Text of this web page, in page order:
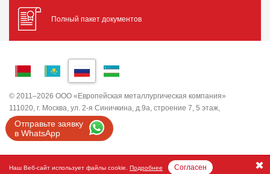
Отправьте заявку
в WhatsApp
Полный пакет документов
© 2011–2026 ООО «Европейская металлургическая компания»
111020, г. Москва, ул. 2-я Синичкина, д.9а, строение 7, 5 этаж,
помещение I, комната 5
ИНН 7743820503 ООО "ЕМК"
Наш Веб-сайт использует файлы cookie. Подробнее Согласен